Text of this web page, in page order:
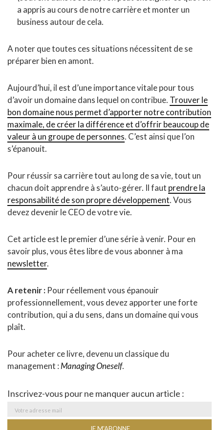
a appris au cours de notre carrière et monter un
business autour de cela.
A noter que toutes ces situations nécessitent de se
préparer bien en amont.
Aujourd’hui, il est d’une importance vitale pour tous
d’avoir un domaine dans lequel on contribue. Trouver le
bon domaine nous permet d’apporter notre contribution
maximale, de créer la différence et d’offrir beaucoup de
valeur à un groupe de personnes. C’est ainsi que l’on
s’épanouit.
Pour réussir sa carrière tout au long de sa vie, tout un
chacun doit apprendre à s’auto-gérer. Il faut prendre la
responsabilité de son propre développement. Vous
devez devenir le CEO de votre vie.
Cet article est le premier d’une série à venir. Pour en
savoir plus, vous êtes libre de vous abonner à ma
newsletter.
A retenir : Pour réellement vous épanouir
professionnellement, vous devez apporter une forte
contribution, qui a du sens, dans un domaine qui vous
plaît.
Pour acheter ce livre, devenu un classique du
management : Managing Oneself.
Inscrivez-vous pour ne manquer aucun article :